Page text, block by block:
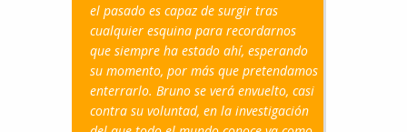
el pasado es capaz de surgir tras
cualquier esquina para recordarnos
que siempre ha estado ahí, esperando
su momento, por más que pretendamos
enterrarlo. Bruno se verá envuelto, casi
contra su voluntad, en la investigación